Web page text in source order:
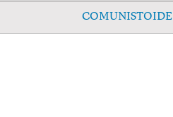
COMUNISTOIDE